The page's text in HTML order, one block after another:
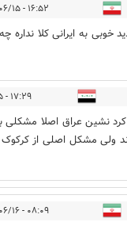
۱۶:۵۲ - ۱۴۰۱/۰۶/۱۵
به ایرانی کلا نداره
۱۷:۲۹ - ۱۴۰۱/۰۶/۱۵
ولی مشکل اصلی از
۰۸:۰۹ - ۱۴۰۱/۰۶/۱۶